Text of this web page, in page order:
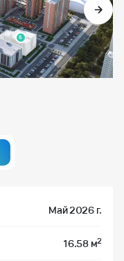
5
Май 2026 г.
16.58 м2